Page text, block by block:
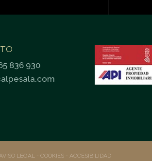
836 930
LEGAL - COOKIES - ACCESIBILIDAD